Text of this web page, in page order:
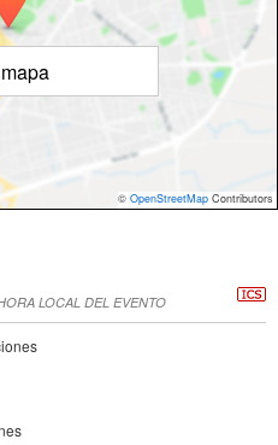
© OpenStreetMap Contributors
LOCAL DEL EVENTO